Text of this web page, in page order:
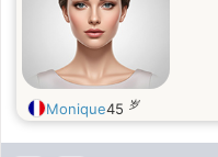
Monique45 岁